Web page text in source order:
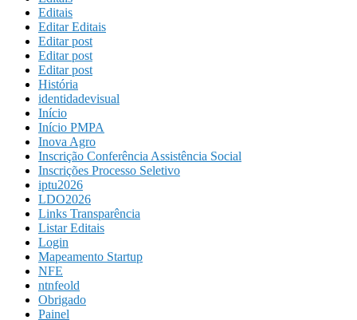
Editais
Editar Editais
Editar post
Editar post
Editar post
História
identidadevisual
Início
Início PMPA
Inova Agro
Inscrição Conferência Assistência Social
Inscrições Processo Seletivo
iptu2026
LDO2026
Links Transparência
Listar Editais
Login
Mapeamento Startup
NFE
ntnfeold
Obrigado
Painel